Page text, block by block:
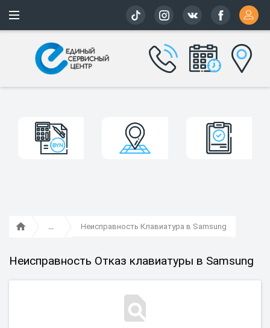
Более
Неисправность Клавиатура в Samsung
Неисправность Отказ клавиатуры в Samsung